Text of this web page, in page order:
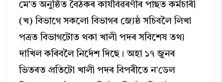
মে'ত অনুষ্ঠিত বৈঠকৰ কাৰ্যবিৱৰণীৰ পাছত কৰ্মচাৰী
(খ) বিভাগে সকলো বিভাগৰ জ্যেষ্ঠ সচিবলৈ লিখা
পত্ৰত বিভাগটোত থকা খালী পদৰ সবিশেষ তথ্য
দাখিল কৰিবলৈ নিৰ্দেশ দিছে। অহা ১৭ জুনৰ
ভিতৰত প্ৰতিটো খালী পদৰ বিপৰীতে ন'ডেল